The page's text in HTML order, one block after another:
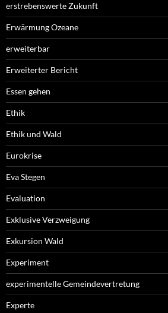
erstrebenswerte Zukunft
Erwärmung Ozeane
erweiterbar
Erweiterter Bericht
Essen gehen
Ethik
Ethik und Wald
Eurokrise
Eva Stegen
Evaluation
Exklusive Verzweigung
Exkursion Wald
Experiment
experimentelle Gemeindevertretung
Experte